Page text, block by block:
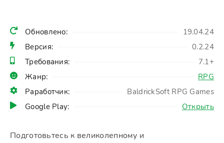
Обновлено:
19.04.24
Версия:
0.2.24
Требования:
7.1+
Жанр:
RPG
Раработчик:
BaldrickSoft RPG Games
Google Play:
Открыть
Подготовьтесь к великолепному и